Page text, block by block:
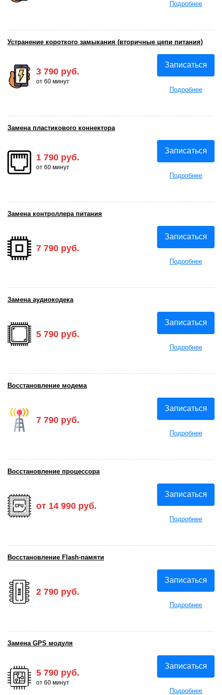
Подробнее
3 790 руб.
от 60 минут
Записаться
Подробнее
Устранение короткого замыкания (вторичные цепи питания)
1 790 руб.
от 60 минут
Записаться
Подробнее
Замена пластикового коннектора
7 790 руб.
Записаться
Подробнее
Замена контроллера питания
5 790 руб.
Записаться
Подробнее
Замена аудиокодека
7 790 руб.
Записаться
Подробнее
Восстановление модема
от 14 990 руб.
Записаться
Подробнее
Восстановление процессора
2 790 руб.
Записаться
Подробнее
Восстановление Flash-памяти
5 790 руб.
от 60 минут
Записаться
Подробнее
Замена GPS модуля